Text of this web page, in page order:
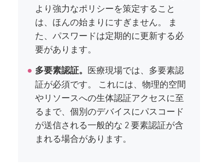
より強力なポリシーを策定すること
は、ほんの始まりにすぎません。 ま
た、パスワードは定期的に更新する必
要があります。
多要素認証。 医療現場では、多要素認
証が必須です。 これには、物理的空間
やリソースへの生体認証アクセスに至
るまで、個別のデバイスにパスコード
が送信される一般的な 2 要素認証が含
まれる場合があります。